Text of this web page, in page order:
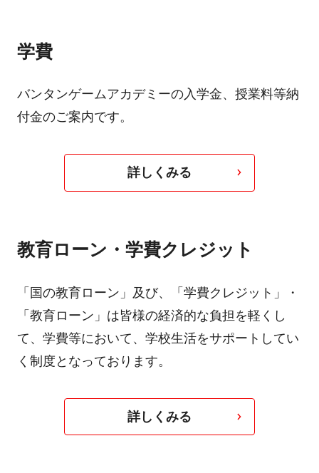
学費
バンタンゲームアカデミーの入学金、授業料等納
付金のご案内です。
詳しくみる
教育ローン・学費クレジット
「国の教育ローン」及び、「学費クレジット」・
「教育ローン」は皆様の経済的な負担を軽くし
て、学費等において、学校生活をサポートしてい
く制度となっております。
詳しくみる